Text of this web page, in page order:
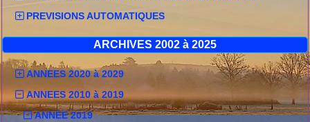
PREVISIONS AUTOMATIQUES
ARCHIVES 2002 à 2025
ANNEES 2020 à 2029
ANNEES 2010 à 2019
ANNEE 2019